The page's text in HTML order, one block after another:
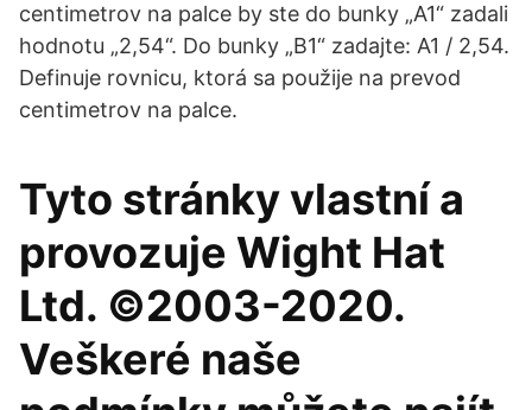
centimetrov na palce by ste do bunky „A1“ zadali
hodnotu „2,54“. Do bunky „B1“ zadajte: A1 / 2,54.
Definuje rovnicu, ktorá sa použije na prevod
centimetrov na palce.
Tyto stránky vlastní a
provozuje Wight Hat
Ltd. ©2003-2020.
Veškeré naše